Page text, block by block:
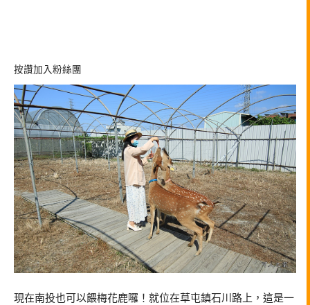
按讚加入粉絲團
現在南投也可以餵梅花鹿囉！就位在草屯鎮石川路上，這是一